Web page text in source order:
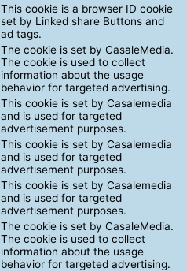
This cookie is a browser ID cookie
set by Linked share Buttons and
ad tags.
The cookie is set by CasaleMedia.
The cookie is used to collect
information about the usage
behavior for targeted advertising.
This cookie is set by Casalemedia
and is used for targeted
advertisement purposes.
This cookie is set by Casalemedia
and is used for targeted
advertisement purposes.
This cookie is set by Casalemedia
and is used for targeted
advertisement purposes.
The cookie is set by CasaleMedia.
The cookie is used to collect
information about the usage
behavior for targeted advertising.